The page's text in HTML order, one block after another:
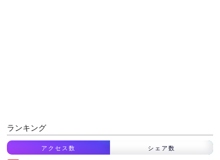
ランキング
アクセス数 シェア数